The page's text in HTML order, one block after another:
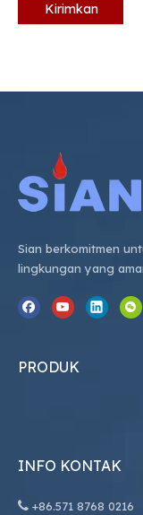
Kirimkan
Sian berkomitmen
lingkungan yang
PRODUK
INFO KONTAK
 +86.571 8768 0216